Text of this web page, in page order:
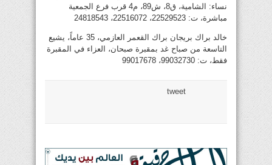
نساء: الشامية، ق8، ش89، م4 قرب فرع الجمعية
مباشرة، ت: 22529523، 22516072، 24818543
خالد براك بريجان براك القعمر العازمي، 35 عاماً، يشيع
التاسعة من صباح غد بمقبرة صبحان، العزاء في المقبرة
فقط، ت: 99032730، 99017678
tweet